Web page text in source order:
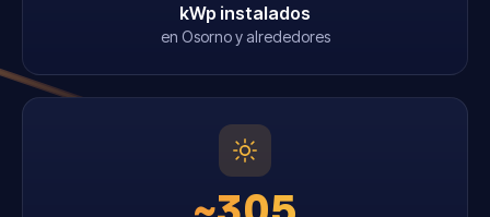
kWp instalados
en Osorno y alrededores